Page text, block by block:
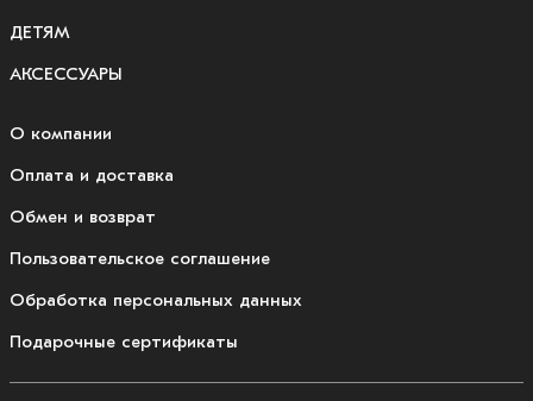
ДЕТЯМ
АКСЕССУАРЫ
О компании
Оплата и доставка
Обмен и возврат
Пользовательское соглашение
Обработка персональных данных
Подарочные сертификаты